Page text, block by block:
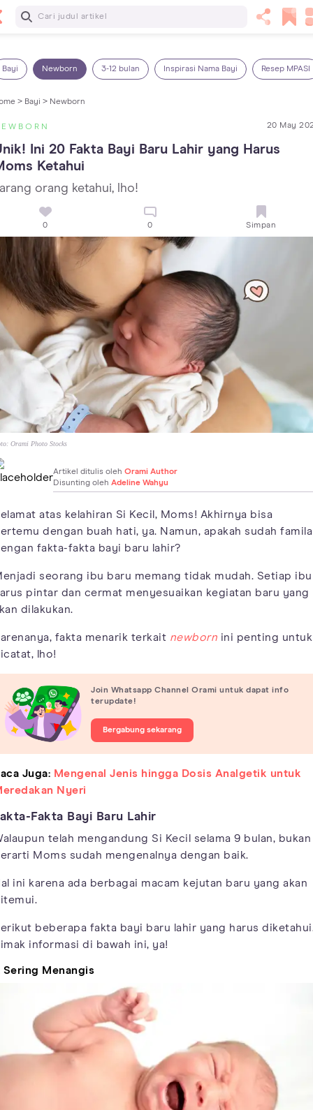
Baca Selanjutnya
Bayi Newborn 3-12 bulan Inspirasi Nama Bayi Resep MPASI
> Bayi > Newborn
20 May
Ini 20 Fakta Bayi Baru Lahir yang Harus
Ketahui
orang ketahui, lho!
0 0 Simpan
Orami Photo Stocks
Artikel ditulis oleh Orami Author
Disunting oleh Adeline Wahyu
atas kelahiran Si Kecil, Moms! Akhirnya bisa
dengan buah hati, ya. Namun, apakah sudah
fakta-fakta bayi baru lahir?
seorang ibu baru memang tidak mudah. Setiap ibu
pintar dan cermat menyesuaikan kegiatan baru yang
dilakukan.
fakta menarik terkait newborn ini penting untuk
lho!
Join Whatsapp Channel Orami untuk dapat info
terupdate!
Bergabung sekarang
Juga: Mengenal Jenis hingga Dosis Analgetik untuk
Nyeri
Fakta Bayi Baru Lahir
telah mengandung Si Kecil selama 9 bulan, bukan
Moms sudah mengenalnya dengan baik.
ini karena ada berbagai macam kejutan baru yang akan
beberapa fakta bayi baru lahir yang harus
informasi di bawah ini, ya!
Sering Menangis